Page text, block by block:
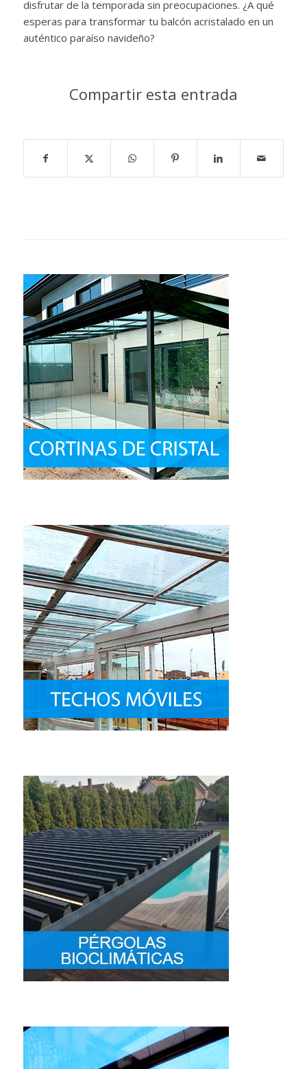
disfrutar de la temporada sin preocupaciones. ¿A qué
esperas para transformar tu balcón acristalado en un
auténtico paraíso navideño?
Compartir esta entrada